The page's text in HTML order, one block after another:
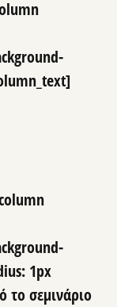
1px
σεμινάριο